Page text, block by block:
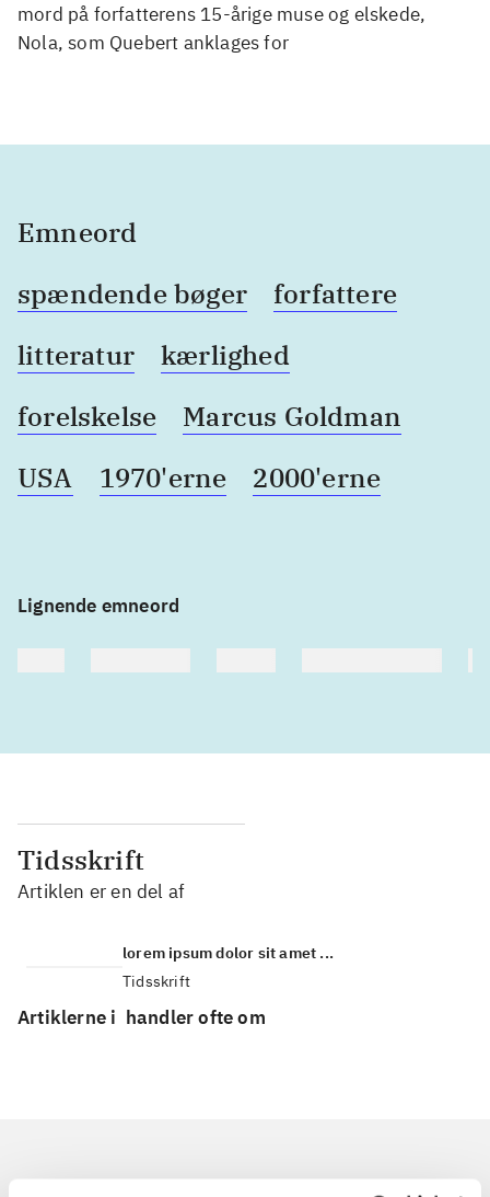
mord på forfatterens 15-årige muse og elskede,
Nola, som Quebert anklages for
Emneord
spændende bøger
forfattere
litteratur
kærlighed
forelskelse
Marcus Goldman
USA
1970'erne 2000'erne
Lignende emneord
Tidsskrift
Artiklen er en del af
lorem ipsum dolor sit amet ...
Tidsskrift
Artiklerne i handler ofte om